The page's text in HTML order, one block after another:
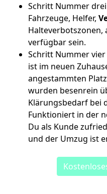
Schritt Nummer
Fahrzeuge, Helfer,
Halteverbotszonen,
verfügbar sein.
Schritt Nummer
ist im neuen
angestammten
wurden besenrein
Klärungsbedarf bei
Funktioniert in der
Du als Kunde
und der Umzug ist